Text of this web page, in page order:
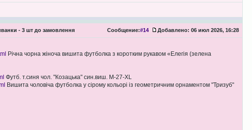
- 3 шт до замовлення Сообщение:#14 Добавлено: 06 июл 2026, 16:28
Річна чорна жіноча вишита футболка з коротким рукавом «Елегія (зелена
Футб. т.синя чол. "Козацька" син.виш. M-27-XL
Вишита чоловіча футболка у сірому кольорі із геометричним орнаментом "Тризуб"